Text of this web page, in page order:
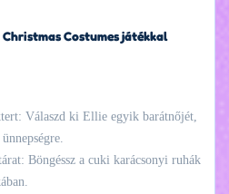
Costumes játékkal
Válaszd ki Ellie egyik barátnőjét,
Böngéssz a cuki karácsonyi ruhák